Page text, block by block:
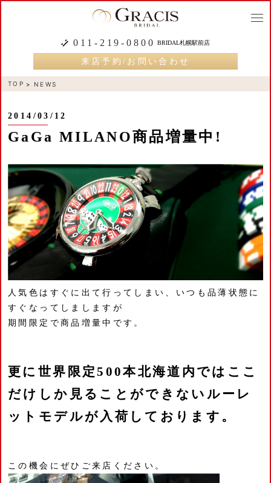
011-219-0800 BRIDAL札幌駅前店
来店予約/お問い合わせ
TOP NEWS
2014/03/12
GaGa MILANO商品増量中!
人気色はすぐに出て行ってしまい、いつも品薄状態に
すぐなってしましますが
期間限定で商品増量中です。
更に世界限定500本北海道内ではここ
だけしか見ることができないルーレ
ットモデルが入荷しております。
この機会にぜひご来店ください。